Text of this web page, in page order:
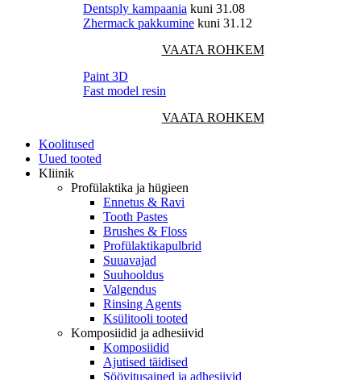
Dentsply kampaania kuni 31.08
Zhermack pakkumine kuni 31.12
VAATA ROHKEM
Paint 3D
Fast model resin
VAATA ROHKEM
Koolitused
Uued tooted
Kliinik
Profülaktika ja hügieen
Ennetus & Ravi
Tooth Pastes
Brushes & Floss
Profülaktikapulbrid
Suuavajad
Suuhooldus
Valgendus
Rinsing Agents
Ksülitooli tooted
Komposiidid ja adhesiivid
Komposiidid
Ajutised täidised
Söövitusained ja adhesiivid